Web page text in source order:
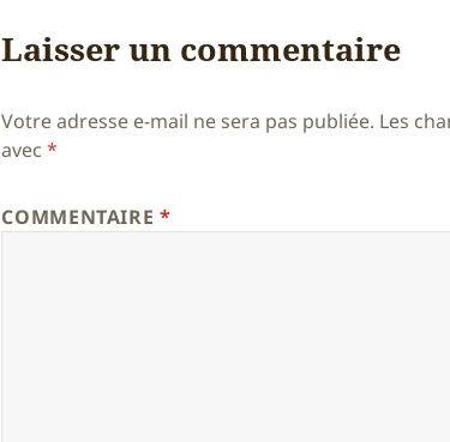
Laisser un commentaire
Votre adresse e-mail ne sera pas publiée. Les
avec*
COMMENTAIRE*